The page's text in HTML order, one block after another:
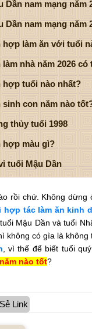
Dần nam mạng năm
Dần nam mạng năm
hợp làm ăn với tuổi
làm nhà năm 2026
hợp tuổi nào nhất?
sinh con năm nào
thủy tuổi 1998
hợp màu gì?
tuổi Mậu Dần
rồi chứ. Không dừng
hợp tác làm ăn kinh
tuổi Mậu Dần và tuổi
không có gìa là không
, vì thế để biết tuổi
nào tốt?
Link